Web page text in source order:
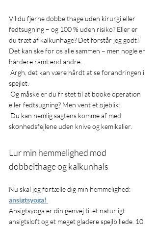
Vil du fjerne dobbelthage uden kirurgi eller
fedtsugning – og 100 % uden risiko? Eller er
du træt af kalkunhage? Det forstår jeg godt!
Det kan ske for os alle sammen – men nogle er
hårdere ramt end andre …
spejlet.
eller fedtsugning? Men vent et øjeblik!
skønhedsfejlene uden knive og kemikalier.
Lur min hemmelighed mod
dobbelthage og kalkunhals
Nu skal jeg fortælle dig min hemmelighed:
ansigtsyoga!
Ansigtsyoga er din genvej til et naturligt
ansigtsløft og et meget gladere spejlbillede. 10